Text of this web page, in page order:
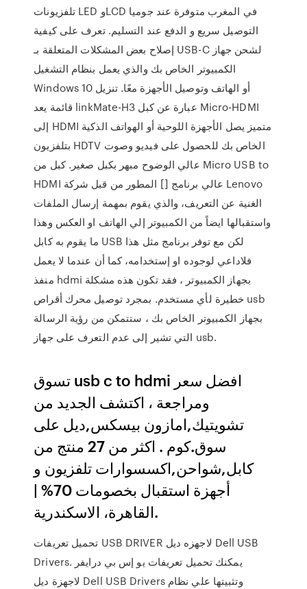
تلفزيونات LED وLCD في المغرب متوفرة عند جوميا
التوصيل سريع و الدفع عند التسليم. تعرف على كيفية
إصلاح بعض المشكلات المتعلقة بـ USB-C لشحن جهاز
الكمبيوتر الخاص بك والذي يعمل بنظام التشغيل
Windows 10 أو الهاتف وتوصيل الأجهزة معًا. تنزيل
قائمة يعد linkMate-H3 عبارة عن كبل Micro-HDMI
إلى HDMI متميز يصل الأجهزة اللوحية أو الهواتف الذكية
بتلفزيون HDTV الخاص بك للحصول على فيديو وصوت
عالي الوضوح مبهر بكبل صغير. كبل من Micro USB to
HDMI عالي برنامج [] المطور من قبل شركة Lenovo
الغنية عن التعريف، والذي يقوم بمهمة إرسال الملفات
واستقبالها ايضاً من الكمبيوتر إلي الهاتف او العكس وهذا
ما يقوم به كابل USB لكن مع توفر برنامج مثل هذا
فلاداعي لوجوده او إستخدامه، كما أن عندما لا يعمل
منفذ hdmi بجهاز الكمبيوتر ، فقد تكون هذه مشكلة
خطيرة لأي مستخدم. بمجرد توصيل محرك أقراص usb
بجهاز الكمبيوتر الخاص بك ، ستتمكن من رؤية الرسالة
التي تشير إلى عدم التعرف على جهاز usb.
تسوق usb c to hdmi افضل سعر
ومراجعة ، اكتشف الجديد من
تشويتيك,امازون بيسكس,ديل على
سوق.كوم . اكثر من 27 منتج من
كابل,شواحن,اكسسوارات تلفزيون و
أجهزة استقبال بخصومات 70% |
القاهرة، الاسكندرية.
تحميل تعريفات USB DRIVER لاجهزه ديل Dell USB
Drivers. يمكنك تحميل تعريفات يو إس بي درايفر
لاجهزة ديل Dell USB Drivers وتثبيتها علي نظام